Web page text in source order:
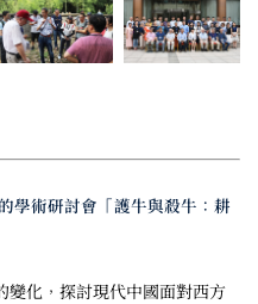
學術研討會「護牛與殺牛：耕
變化，探討現代中國面對西方